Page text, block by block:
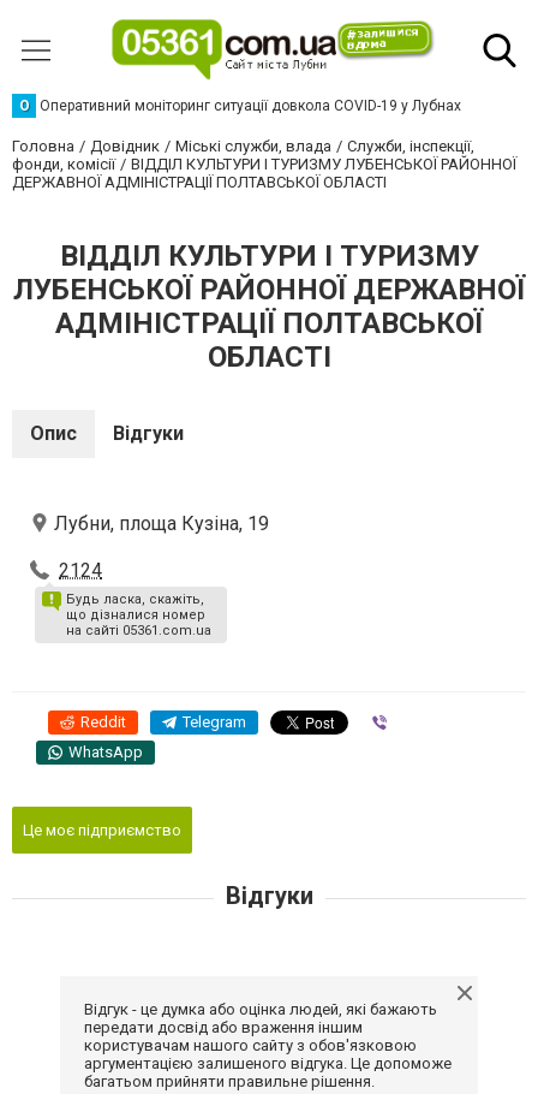
О Оперативний моніторинг ситуації довкола COVID-19 у Лубнах
Головна Довідник Міські служби, влада
Служби, інспекції,
фонди, комісії
ВІДДІЛ КУЛЬТУРИ І ТУРИЗМУ ЛУБЕНСЬКОЇ РАЙОННОЇ
ДЕРЖАВНОЇ АДМІНІСТРАЦІЇ ПОЛТАВСЬКОЇ ОБЛАСТІ
ВІДДІЛ КУЛЬТУРИ І ТУРИЗМУ
ЛУБЕНСЬКОЇ РАЙОННОЇ ДЕРЖАВНОЇ
АДМІНІСТРАЦІЇ ПОЛТАВСЬКОЇ
ОБЛАСТІ
Опис Відгуки
Лубни, площа Кузіна, 19
2124
Будь ласка, скажіть,
що дізналися номер
на сайті 05361.com.ua
Reddit Telegram
WhatsApp
Це моє підприємство
Відгуки
Відгук - це думка або оцінка людей, які бажають
передати досвід або враження іншим
користувачам нашого сайту з обов'язковою
аргументацією залишеного відгука. Це допоможе
багатьом прийняти правильне рішення.